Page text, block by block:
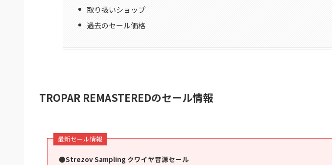
取り扱いショップ
過去のセール価格
TROPAR REMASTEREDのセール情報
最新セール情報
●Strezov Sampling クワイヤ音源セール